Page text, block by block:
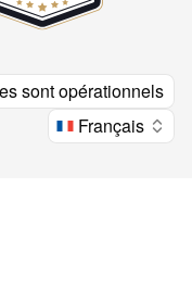
sont opérationnels
Français